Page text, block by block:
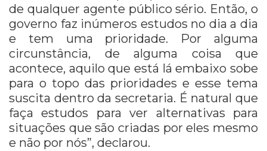
de qualquer agente público sério. Então, o
governo faz inúmeros estudos no dia a dia
e tem uma prioridade. Por alguma
circunstância, de alguma coisa que
acontece, aquilo que está lá embaixo sobe
para o topo das prioridades e esse tema
suscita dentro da secretaria. É natural que
faça estudos para ver alternativas para
situações que são criadas por eles mesmo
e não por nós”, declarou.